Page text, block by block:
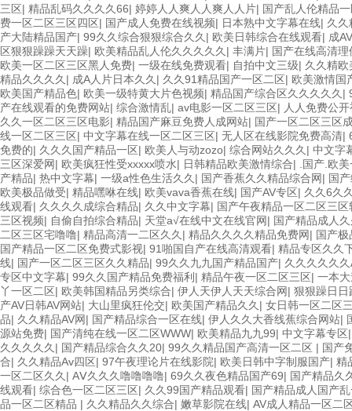
三区| 精品乱码久久久久66| 婷婷人人爽人人爽人人片| 国产乱人伦精品
费一区二区三区四区| 国产成人免费在线视频| 日本熟中文字幕在线| 久久
产大陆精品国产| 99久久综合狠狠综合久久 | 欧美日韩综合在线观看| 成
区狠狠躁躁天天躁| 欧美精品乱人伦久久久久久 | 丰满片| 国产在线高清理
欧美一区二区三区黑人免费| 一级在线免费观看| 自拍中文三级| 久久精
精品久久久久 | 成A人片日本久久 | 久久91精品国产一区二区| 欧美激情国
欧美国产精品色| 欧美一级特黄大片色视频| 精品国产综合区久久久久久 |
产在线观看的免费网站| 综合激情乱| av电影一区二区三区| 人人免费公
久久一区二区三区电影| 精品国产麻豆免费人成网站| 国产一区二区三区
线一区二区三区| 中文字幕在线一区二区三区| 无人区在线影院免费高清|
免费的| 久久久国产精品一区| 欧美人与动zozo| 综合网站久久久 | 中文字
三区深爱网| 欧美疯狂性受xxxxx喷水| 日韩精品欧美激情综合|
.国产.欧
产精品| 热中文字幕| 一级a性色生活久久 | 国产香蕉久久精品综合网| 国
欧美极品做受| 精品嘿咻在线| 欧美vava香蕉在线| 国产AV专区| 久久6久
线观看| 久久久久成综合精品| 久久中文字幕| 国产午夜精品一区二区三区
三区视频| 自偷自拍综合精品| 天堂а√在线中文在线官网| 国产精品成人
二区三区宅噜噜| 精品高清一二区久久 | 精品久久久久精品免费网| 国产
国产精品一区二区免费式影视| 91啪国自产在线高清观看| 精品专区久久
线| 国产一区二区三区久久精品| 99久久九九国产精品国产| 久久久久久
专区中文字幕| 99久久国产精品免费福利 | 精品午夜一区二区三区| 一本
丫一区二区| 欧美韩国精品另类综合| 伊人天伊人天天综合网| 狠狠躁日
产AV日韩AV网站| 大山里疯狂伦交| 欧美国产精品久久 | 女日韩一区二区
品| 久久精品AV网| 国产精品综合一区在线| 伊人久久大香线蕉综合网站|
源站免费| 国产清纯在线一区二区WWW| 欧美精品九九99| 中文字幕专区
久久久久久 | 国产精品综合久久20| 99久久精品国产高清一区二区 | 国产
合| 久久精品Av四区| 97午夜理论片在线影院| 欧美日韩中字制服国产| 精
一区二区久久 | AⅤ久久久噜噜噜噜| 69久久夜色精品国产69| 国产精品久
线观看| 综合色一区二区三区| 久久99国产精品观看| 国产精品成人国产
品一区二区精品 | 久久精品久久综合| 嫩草影院在线| AV成人精品一区二